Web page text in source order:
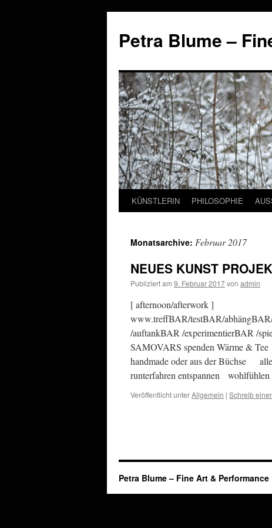
Petra Blume –
Zum
springen
KÜNSTLERIN PHILOSOPHIE
Monatsarchive: Februar 2017
NEUES KUNST
Publiziert am 9. Februar 2017von admin
[ afternoon/afterwork ]
www.treffBAR/testBAR/
/auftankBAR /experimentierBAR /
SAMOVARS spenden Wärme &
handmade oder aus der Büchse
runterfahren entspannen
Veröffentlicht unterAllgemein | Schreib
Petra Blume – Fine Art & Performance